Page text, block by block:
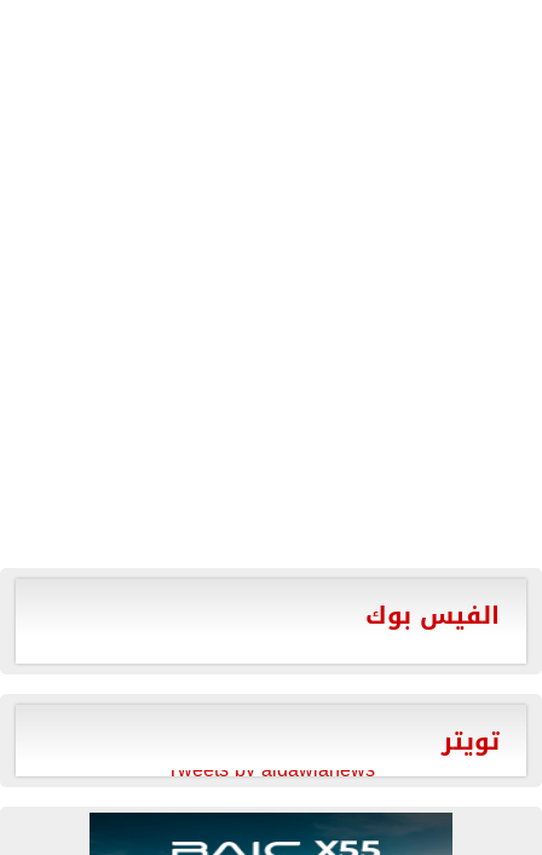
الفيس بوك
تويتر
Tweets by aldawlanews